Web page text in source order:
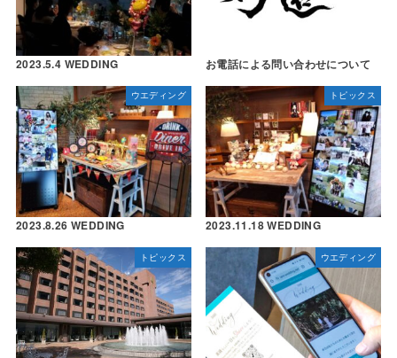
2023.5.4 WEDDING お電話による問い合わせについて
ウエディング
2023.8.26 WEDDING
トピックス
2023.11.18 WEDDING
トピックス ウエディング